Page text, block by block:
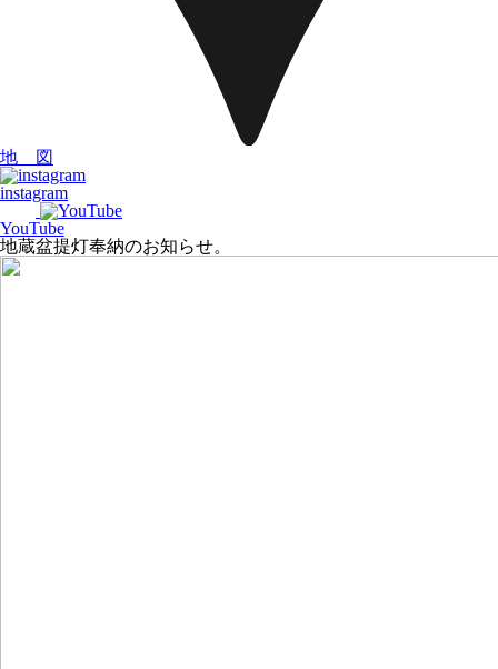
地 図
instagram
YouTube
地蔵盆提灯奉納のお知らせ。